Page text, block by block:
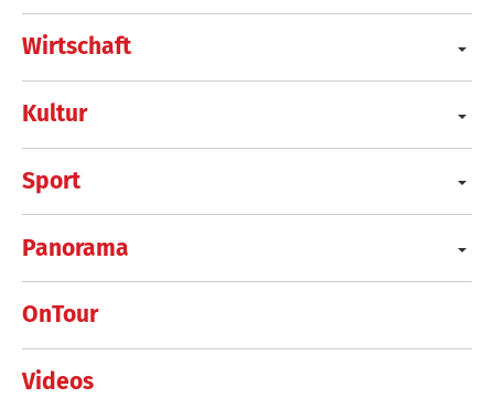
Wirtschaft
Kultur
Sport
Panorama
OnTour
Videos